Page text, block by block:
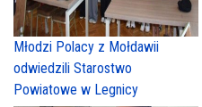
Młodzi Polacy z Mołdawii
odwiedzili Starostwo
Powiatowe w Legnicy